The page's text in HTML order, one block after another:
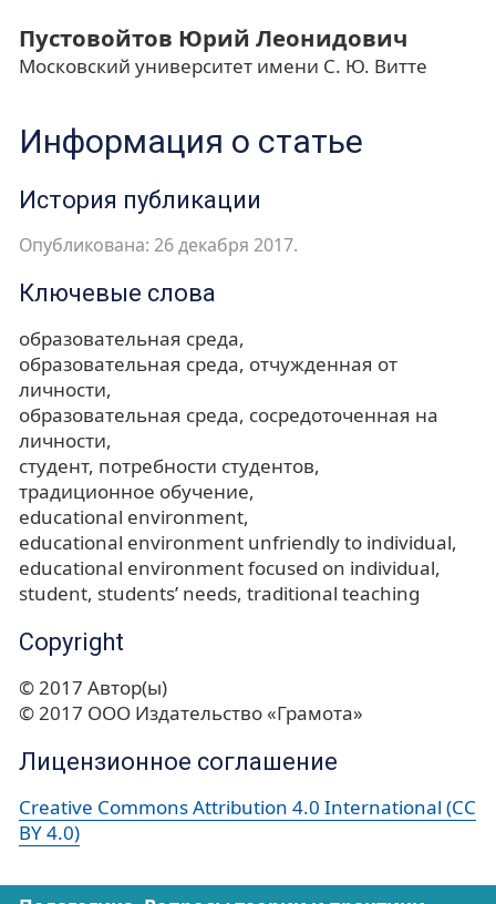
Пустовойтов Юрий Леонидович
Московский университет имени С. Ю. Витте
Информация о статье
История публикации
Опубликована: 26 декабря 2017.
Ключевые слова
образовательная среда
образовательная среда, отчужденная от
личности
образовательная среда, сосредоточенная на
личности
студент потребности студентов
традиционное обучение
educational environment
educational environment unfriendly to individual
educational environment focused on individual
student students’ needs traditional teaching
Copyright
© 2017 Автор(ы)
© 2017 ООО Издательство «Грамота»
Лицензионное соглашение
Creative Commons Attribution 4.0 International (CC
BY 4.0)